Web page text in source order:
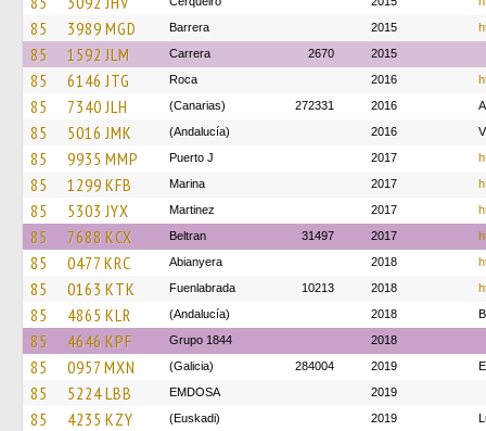
85 3989 MGD Barrera 2015
85 1592 JLM Carrera 2670 2015
85 6146 JTG Roca 2016
85 7340 JLH (Canarias) 272331 2016
85 5016 JMK (Andalucía) 2016
85 9935 MMP Puerto J 2017
85 1299 KFB Marina 2017
85 5303 JYX Martinez 2017
85 7688 KCX Beltran 31497 2017
85 0477 KRC Abianyera 2018
85 0163 KTK Fuenlabrada 10213 2018
85 4865 KLR (Andalucía) 2018
85 4646 KPF Grupo 1844 2018
85 0957 MXN (Galicia) 284004 2019
85 5224 LBB EMDOSA 2019
85 4235 KZY (Euskadi) 2019